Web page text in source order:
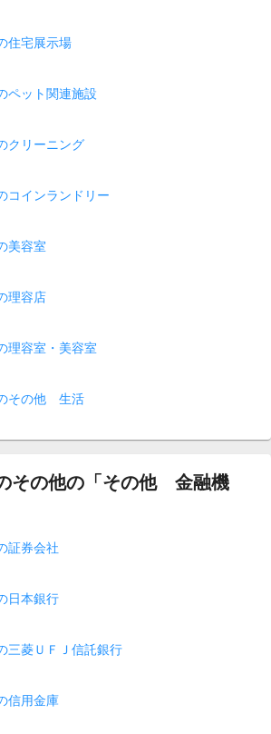
住宅展示場
ペット関連施設
クリーニング
コインランドリー
美容室
理容店
理容室・美容室
その他 生活
その他の「その他 金融機
証券会社
日本銀行
三菱ＵＦＪ信託銀行
信用金庫